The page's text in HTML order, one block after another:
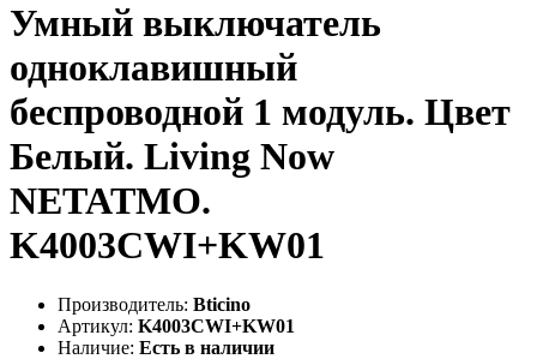
Умный выключатель
одноклавишный
беспроводной 1 модуль. Цвет
Белый. Living Now
NETATMO.
K4003CWI+KW01
Производитель: Bticino
Артикул: K4003CWI+KW01
Наличие: Есть в наличии